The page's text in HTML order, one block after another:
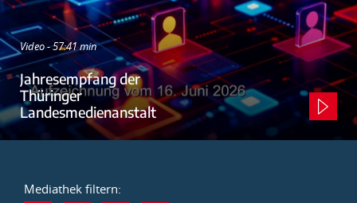
Video - 57:41 min
Jahresempfang der
Thüringer
Landesmedienanstalt
Mediathek filtern: